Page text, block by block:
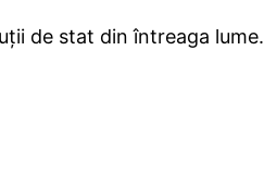
de stat din întreaga lume.